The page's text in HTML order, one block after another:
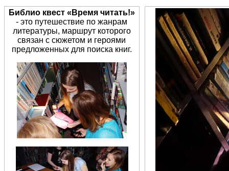
Библио квест «Время читать!»
- это путешествие по жанрам
литературы, маршрут которого
связан с сюжетом и героями
предложенных для поиска книг.